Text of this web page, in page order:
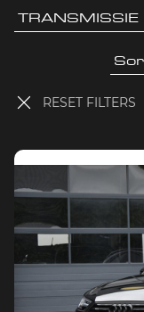
RESET FILTERS